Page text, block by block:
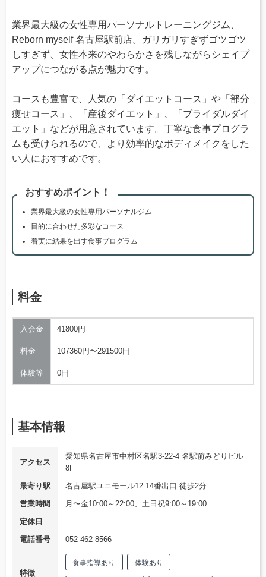
業界最大級の女性専用パーソナルトレーニングジム、
Reborn myself 名古屋駅前店。ガリガリすぎずゴツゴツ
しすぎず、女性本来のやわらかさを残しながらシェイプ
アップにつながる点が魅力です。
コースも豊富で、人気の「ダイエットコース」や「部分
痩せコース」、「産後ダイエット」、「ブライダルダイ
エット」などが用意されています。丁寧な食事プログラ
ムも受けられるので、より効率的なボディメイクをした
い人におすすめです。
おすすめポイント！
業界最大級の女性専用パーソナルジム
目的に合わせた多彩なコース
着実に結果を出す食事プログラム
料金
入会金 41800円
料金 107360円〜291500円
体験等 0円
基本情報
アクセス
愛知県名古屋市中村区名駅3-22-4 名駅前みどりビル
8F
最寄り駅
名古屋駅ユニモール12.14番出口 徒歩2分
営業時間
月〜金10:00～22:00、土日祝9:00～19:00
定休日
–
電話番号
052-462-8566
特徴
食事指導あり 体験あり